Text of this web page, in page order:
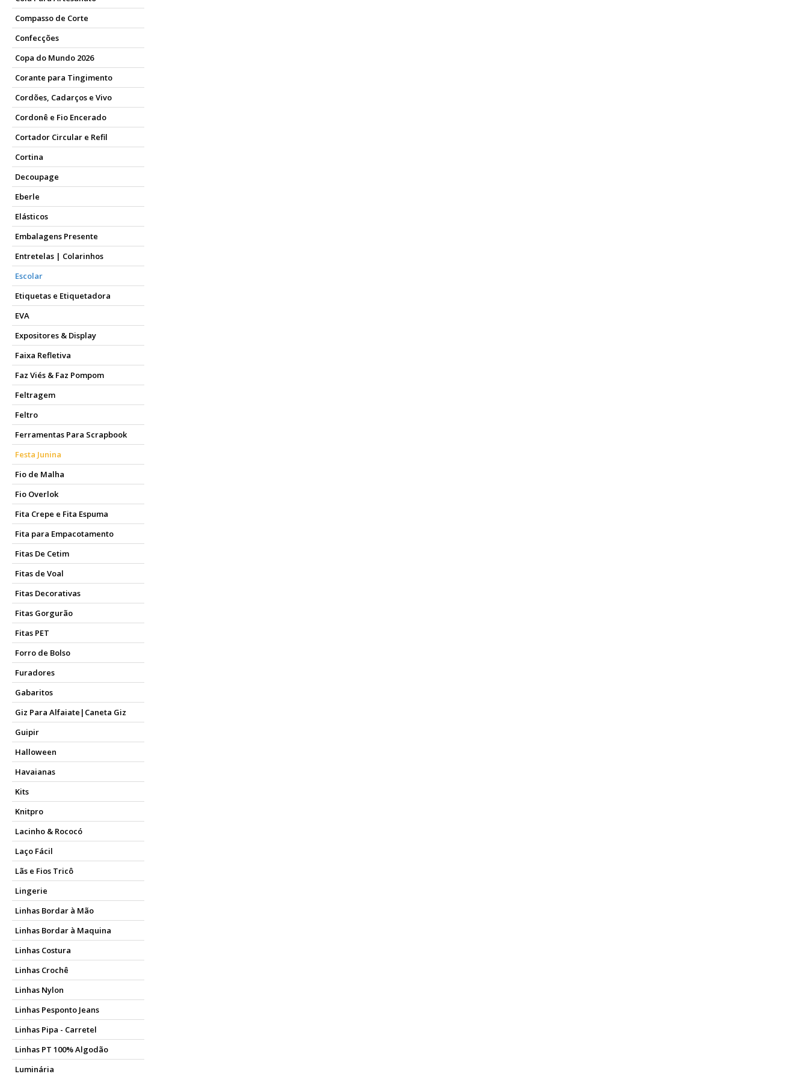
Compasso de Corte
Confecções
Copa do Mundo 2026
Corante para Tingimento
Cordões, Cadarços e Vivo
Cordonê e Fio Encerado
Cortador Circular e Refil
Cortina
Decoupage
Eberle
Elásticos
Embalagens Presente
Entretelas | Colarinhos
Escolar
Etiquetas e Etiquetadora
EVA
Expositores & Display
Faixa Refletiva
Faz Viés & Faz Pompom
Feltragem
Feltro
Ferramentas Para Scrapbook
Festa Junina
Fio de Malha
Fio Overlok
Fita Crepe e Fita Espuma
Fita para Empacotamento
Fitas De Cetim
Fitas de Voal
Fitas Decorativas
Fitas Gorgurão
Fitas PET
Forro de Bolso
Furadores
Gabaritos
Giz Para Alfaiate|Caneta Giz
Guipir
Halloween
Havaianas
Kits
Knitpro
Lacinho & Rococó
Laço Fácil
Lãs e Fios Tricô
Lingerie
Linhas Bordar à Mão
Linhas Bordar à Maquina
Linhas Costura
Linhas Crochê
Linhas Nylon
Linhas Pesponto Jeans
Linhas Pipa - Carretel
Linhas PT 100% Algodão
Luminária